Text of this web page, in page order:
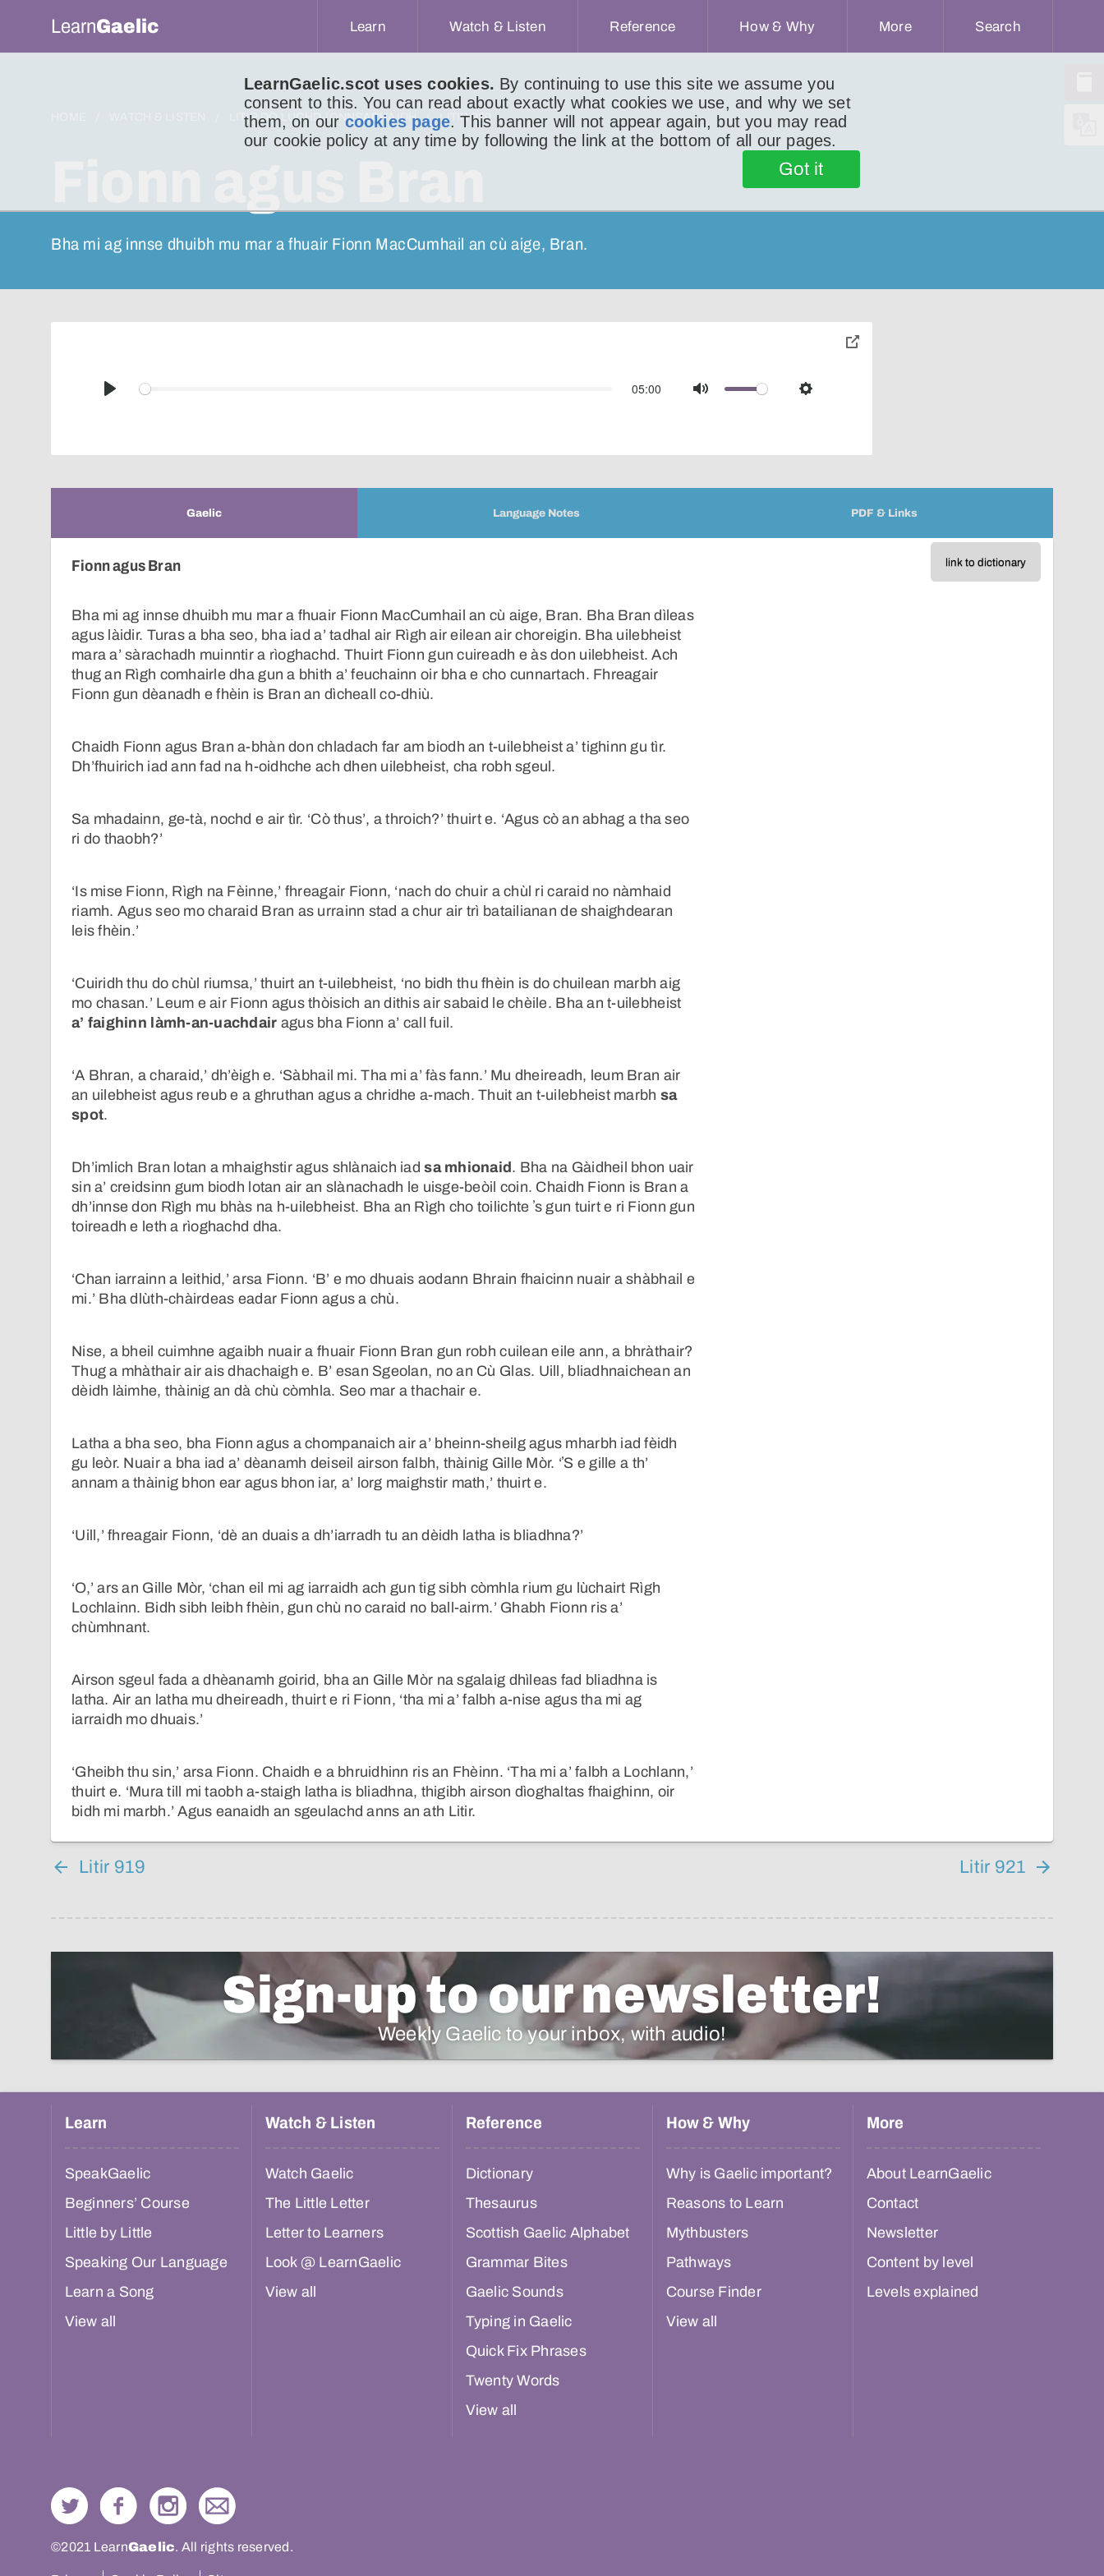
LearnGaelic.scot uses cookies. By continuing to use this site we assume you
consent to this. You can read about exactly what cookies we use, and why we set
them, on our cookies page. This banner will not appear again, but you may read
our cookie policy at any time by following the link at the bottom of all our pages.
Got it
LearnGaelic Learn Watch & Listen Reference How & Why More Search
LITIR DO LUCHD-IONNSACHAIDH LITIR 920
Bha mi ag innse dhuibh mu mar a fhuair Fionn MacCumhail an cù aige, Bran.
Play
05:00
Mute Settings
toggle
Gaelic Language Notes PDF & Links
link to dictionary
Fionn agus Bran
Bha mi ag innse dhuibh mu mar a fhuair Fionn MacCumhail an cù aige, Bran. Bha Bran dìleas
agus làidir. Turas a bha seo, bha iad a’ tadhal air Rìgh air eilean air choreigin. Bha uilebheist
mara a’ sàrachadh muinntir a rìoghachd. Thuirt Fionn gun cuireadh e às don uilebheist. Ach
thug an Rìgh comhairle dha gun a bhith a’ feuchainn oir bha e cho cunnartach. Fhreagair
Fionn gun dèanadh e fhèin is Bran an dìcheall co-dhiù.
Chaidh Fionn agus Bran a-bhàn don chladach far am biodh an t-uilebheist a’ tighinn gu tìr.
Dh’fhuirich iad ann fad na h-oidhche ach dhen uilebheist, cha robh sgeul.
Sa mhadainn, ge-tà, nochd e air tìr. ‘Cò thus’, a throich?’ thuirt e. ‘Agus cò an abhag a tha seo
ri do thaobh?’
‘Is mise Fionn, Rìgh na Fèinne,’ fhreagair Fionn, ‘nach do chuir a chùl ri caraid no nàmhaid
riamh. Agus seo mo charaid Bran as urrainn stad a chur air trì batailianan de shaighdearan
leis fhèin.’
‘Cuiridh thu do chùl riumsa,’ thuirt an t-uilebheist, ‘no bidh thu fhèin is do chuilean marbh aig
mo chasan.’ Leum e air Fionn agus thòisich an dithis air sabaid le chèile. Bha an t-uilebheist
a’ faighinn làmh-an-uachdair agus bha Fionn a’ call fuil.
‘A Bhran, a charaid,’ dh’èigh e. ‘Sàbhail mi. Tha mi a’ fàs fann.’ Mu dheireadh, leum Bran air
an uilebheist agus reub e a ghruthan agus a chridhe a-mach. Thuit an t-uilebheist marbh sa
spot.
Dh’imlich Bran lotan a mhaighstir agus shlànaich iadsa mhionaid . Bha na Gàidheil bhon uair
sin a’ creidsinn gum biodh lotan air an slànachadh le uisge-beòil coin. Chaidh Fionn is Bran a
dh’innse don Rìgh mu bhàs na h-uilebheist. Bha an Rìgh cho toilichte ʼs gun tuirt e ri Fionn gun
toireadh e leth a rìoghachd dha.
‘Chan iarrainn a leithid,’ arsa Fionn. ‘B’ e mo dhuais aodann Bhrain fhaicinn nuair a shàbhail e
mi.’ Bha dlùth-chàirdeas eadar Fionn agus a chù.
Nise, a bheil cuimhne agaibh nuair a fhuair Fionn Bran gun robh cuilean eile ann, a bhràthair?
Thug a mhàthair air ais dhachaigh e. B’ esan Sgeolan, no an Cù Glas. Uill, bliadhnaichean an
dèidh làimhe, thàinig an dà chù còmhla. Seo mar a thachair e.
Latha a bha seo, bha Fionn agus a chompanaich air a’ bheinn-sheilg agus mharbh iad fèidh
gu leòr. Nuair a bha iad a’ dèanamh deiseil airson falbh, thàinig Gille Mòr. ‘ʼS e gille a th’
annam a thàinig bhon ear agus bhon iar, a’ lorg maighstir math,’ thuirt e.
‘Uill,’ fhreagair Fionn, ‘dè an duais a dh’iarradh tu an dèidh latha is bliadhna?’
‘O,’ ars an Gille Mòr, ‘chan eil mi ag iarraidh ach gun tig sibh còmhla rium gu lùchairt Rìgh
Lochlainn. Bidh sibh leibh fhèin, gun chù no caraid no ball-airm.’ Ghabh Fionn ris a’
chùmhnant.
Airson sgeul fada a dhèanamh goirid, bha an Gille Mòr na sgalaig dhìleas fad bliadhna is
latha. Air an latha mu dheireadh, thuirt e ri Fionn, ‘tha mi a’ falbh a-nise agus tha mi ag
iarraidh mo dhuais.’
‘Gheibh thu sin,’ arsa Fionn. Chaidh e a bhruidhinn ris an Fhèinn. ‘Tha mi a’ falbh a Lochlann,’
thuirt e. ‘Mura till mi taobh a-staigh latha is bliadhna, thigibh airson dìoghaltas fhaighinn, oir
bidh mi marbh.’ Agus eanaidh an sgeulachd anns an ath Litir.
Litir 919 Litir 921
Sign-up to our newsletter!
Weekly Gaelic to your inbox, with audio!
Learn
SpeakGaelic
Beginners’ Course
Little by Little
Speaking Our Language
Learn a Song
View all
Watch & Listen
Watch Gaelic
The Little Letter
Letter to Learners
Look @ LearnGaelic
View all
Reference
Dictionary
Thesaurus
Scottish Gaelic Alphabet
Grammar Bites
Gaelic Sounds
Typing in Gaelic
Quick Fix Phrases
Twenty Words
View all
How & Why
Why is Gaelic important?
Reasons to Learn
Mythbusters
Pathways
Course Finder
View all
More
About LearnGaelic
Contact
Newsletter
Content by level
Levels explained
©2021 LearnGaelic. All rights reserved.